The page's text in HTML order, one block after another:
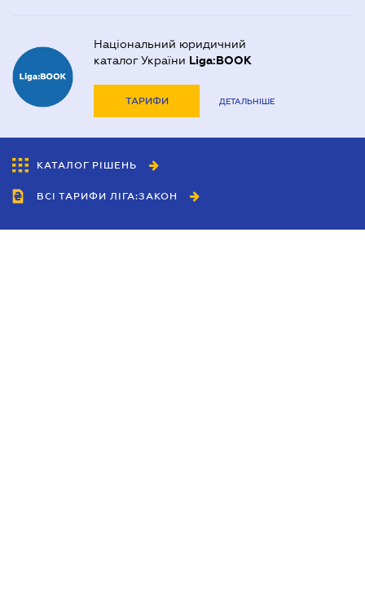
Національний юридичний
каталог України Liga:BOOK
ТАРИФИ ДЕТАЛЬНІШЕ
КАТАЛОГ РІШЕНЬ
ВСІ ТАРИФИ ЛІГА:ЗАКОН